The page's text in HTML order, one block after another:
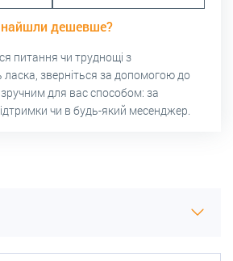
дешевше?
питання чи труднощі з
зверніться за допомогою до
для вас способом: за
чи в будь-який месенджер.